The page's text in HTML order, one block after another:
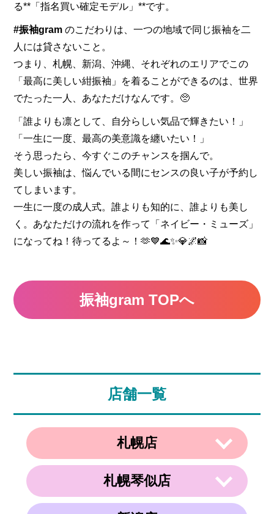
る**「指名買い確定モデル」**です。
#振袖gram のこだわりは、一つの地域で同じ振袖を二
人には貸さないこと。
つまり、札幌、新潟、沖縄、それぞれのエリアでこの
「最高に美しい紺振袖」を着ることができるのは、世界
でたった一人、あなただけなんです。🥺
「誰よりも凛として、自分らしい気品で輝きたい！」
「一生に一度、最高の美意識を纏いたい！」
そう思ったら、今すぐこのチャンスを掴んで。
美しい振袖は、悩んでいる間にセンスの良い子が予約し
てしまいます。
一生に一度の成人式。誰よりも知的に、誰よりも美し
く。あなただけの流れを作って「ネイビー・ミューズ」
になってね！待ってるよ～！🫶💙🌊✨💎🌌📸
振袖gram TOPへ
店舗一覧
札幌店
〒003-0002
北海道札幌市白石区東札幌２条２丁目４
札幌琴似店